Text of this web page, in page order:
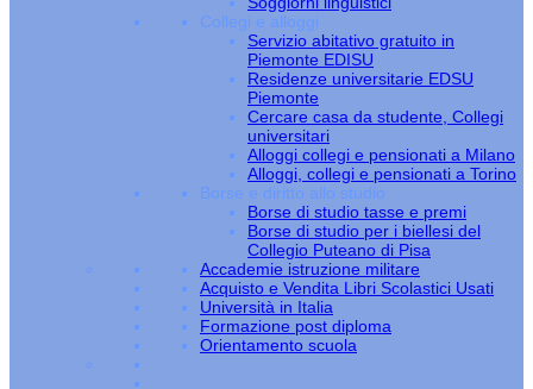
Collegi e alloggi
Servizio abitativo gratuito in
Piemonte EDISU
Residenze universitarie EDSU
Piemonte
Cercare casa da studente, Collegi
universitari
Alloggi collegi e pensionati a Milano
Alloggi, collegi e pensionati a Torino
Borse e diritto allo studio
Borse di studio tasse e premi
Borse di studio per i biellesi del
Collegio Puteano di Pisa
Accademie istruzione militare
Acquisto e Vendita Libri Scolastici Usati
Università in Italia
Formazione post diploma
Orientamento scuola